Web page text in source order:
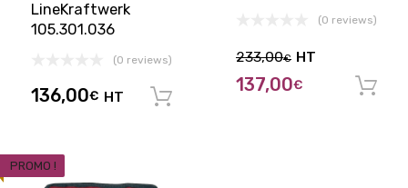
LineKraftwerk
105.301.036
(0 reviews)
136,00€ HT Ajouter au panier
(0 reviews)
233,00€
137,00€
HT
PROMO !